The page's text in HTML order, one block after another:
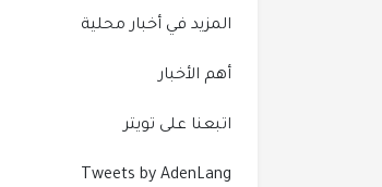
المزيد في أخبار محلية
أهم الأخبار
اتبعنا على تويتر
Tweets by AdenLang